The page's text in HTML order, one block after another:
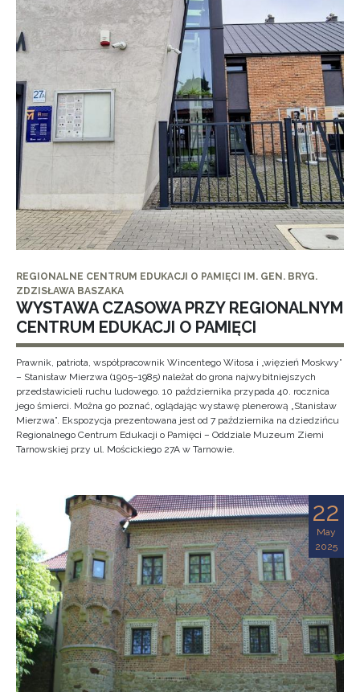
REGIONALNE CENTRUM EDUKACJI O PAMIĘCI IM. GEN. BRYG.
ZDZISŁAWA BASZAKA
WYSTAWA CZASOWA PRZY REGIONALNYM
CENTRUM EDUKACJI O PAMIĘCI
Prawnik, patriota, współpracownik Wincentego Witosa i „więzień Moskwy”
– Stanisław Mierzwa (1905–1985) należał do grona najwybitniejszych
przedstawicieli ruchu ludowego. 10 października przypada 40. rocznica
jego śmierci. Można go poznać, oglądając wystawę plenerową „Stanisław
Mierzwa”. Ekspozycja prezentowana jest od 7 października na dziedzińcu
Regionalnego Centrum Edukacji o Pamięci – Oddziale Muzeum Ziemi
Tarnowskiej przy ul. Mościckiego 27A w Tarnowie.
22
May
2025